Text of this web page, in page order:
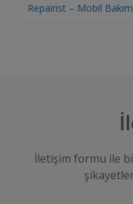
Repairist – Mobil
İletişim formu ile